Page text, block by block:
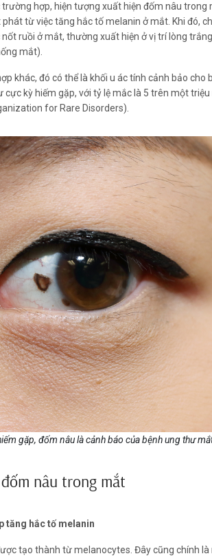
hợp, hiện tượng xuất hiện đốm nâu trong
từ việc tăng hắc tố melanin ở mắt. Khi đó,
nốt ruồi ở mắt, thường xuất hiện ở vị trí lòng
mắt).
khác, đó có thể là khối u ác tính cảnh bảo cho
cực kỳ hiếm gặp, với tỷ lệ mắc là 5 trên một
for Rare Disorders).
gặp, đốm nâu là cảnh báo của bệnh ung thư
nâu trong mắt
tăng hắc tố melanin
tạo thành từ melanocytes. Đây cũng chính